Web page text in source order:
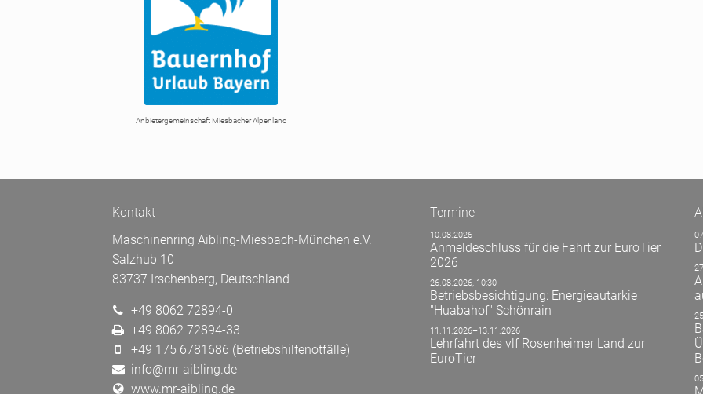
Anbietergemeinschaft Miesbacher Alpenland
Kontakt
Maschinenring Aibling-Miesbach-München e.V.
Salzhub 10
83737 Irschenberg, Deutschland
+49 8062 72894-0
+49 8062 72894-33
+49 175 6781686 (Betriebshilfenotfälle)
info@mr-aibling.de
www.mr-aibling.de
Termine
10.08.2026
Anmeldeschluss für die Fahrt zur EuroTier
2026
26.08.2026, 10:30
Betriebsbesichtigung: Energieautarkie
"Huabahof" Schönrain
11.11.2026–13.11.2026
Lehrfahrt des vlf Rosenheimer Land zur
EuroTier